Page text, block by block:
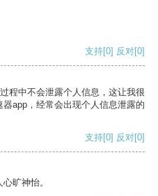
支持[0] 反对[0]
程中不会泄露个人信息，这让我很
app，经常会出现个人信息泄露的
支持[0] 反对[0]
旷神怡。